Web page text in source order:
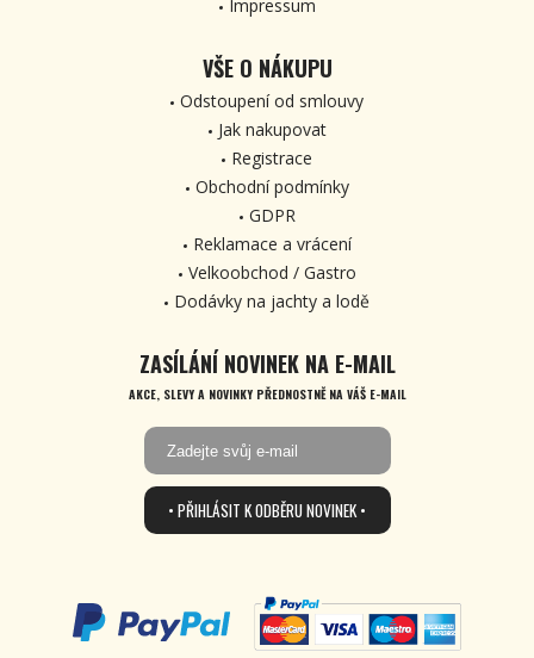
Impressum
VŠE O NÁKUPU
Odstoupení od smlouvy
Jak nakupovat
Registrace
Obchodní podmínky
GDPR
Reklamace a vrácení
Velkoobchod / Gastro
Dodávky na jachty a lodě
ZASÍLÁNÍ NOVINEK NA E-MAIL
AKCE, SLEVY A NOVINKY PŘEDNOSTNĚ NA VÁŠ E-MAIL
• PŘIHLÁSIT K ODBĚRU NOVINEK •